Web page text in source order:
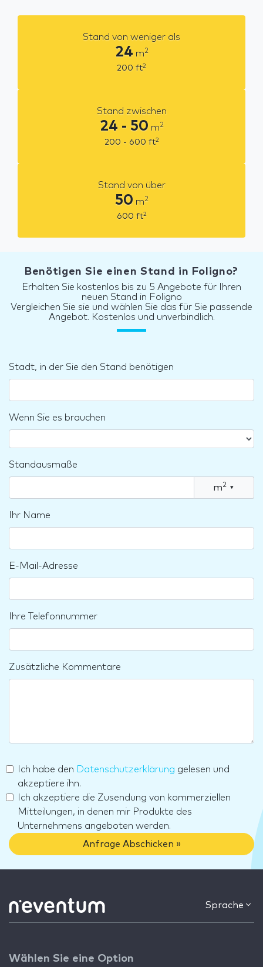
Stand von weniger als
24 m2
200 ft2
Stand zwischen
24 - 50 m2
200 - 600 ft2
Stand von über
50 m2
600 ft2
Benötigen Sie einen Stand in Foligno?
Erhalten Sie kostenlos bis zu 5 Angebote für Ihren
neuen Stand in Foligno
Vergleichen Sie sie und wählen Sie das für Sie passende
Angebot. Kostenlos und unverbindlich.
Stadt, in der Sie den Stand benötigen
Wenn Sie es brauchen
Standausmaße
m2 ▾
Ihr Name
E-Mail-Adresse
Ihre Telefonnummer
Zusätzliche Kommentare
Ich habe den Datenschutzerklärung gelesen und
akzeptiere ihn.
Ich akzeptiere die Zusendung von kommerziellen
Mitteilungen, in denen mir Produkte des
Unternehmens angeboten werden.
Anfrage Abschicken »
Sprache
Wählen Sie eine Option